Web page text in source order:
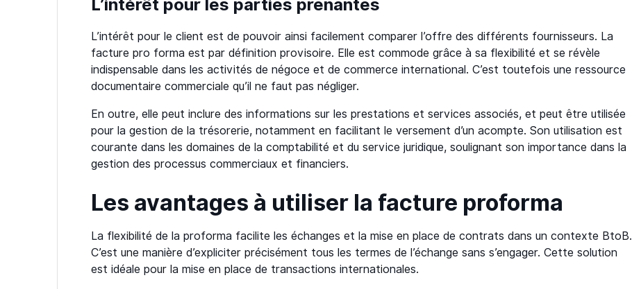
L’intérêt pour les parties prenantes
L’intérêt pour le client est de pouvoir ainsi facilement comparer l’offre des différents fournisseurs. La
facture pro forma est par définition provisoire. Elle est commode grâce à sa flexibilité et se révèle
indispensable dans les activités de négoce et de commerce international. C’est toutefois une ressource
documentaire commerciale qu’il ne faut pas négliger.
En outre, elle peut inclure des informations sur les prestations et services associés, et peut être utilisée
pour la gestion de la trésorerie, notamment en facilitant le versement d’un acompte. Son utilisation est
courante dans les domaines de la comptabilité et du service juridique, soulignant son importance dans la
gestion des processus commerciaux et financiers.
Les avantages à utiliser la facture proforma
La flexibilité de la proforma facilite les échanges et la mise en place de contrats dans un contexte BtoB.
C’est une manière d’expliciter précisément tous les termes de l’échange sans s’engager. Cette solution
est idéale pour la mise en place de transactions internationales.